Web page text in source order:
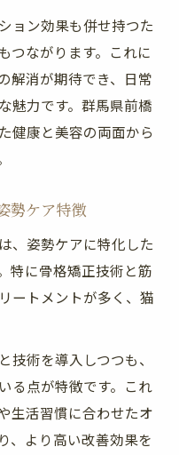
と運動の併用方法
イル見直しの効果
姿勢改善の習慣化
と日常生活の変化
理想の姿勢
フ猫背ケアのポイ
セルフケアに活か
ョン効果も併せ持つた
つながります。これに
解消が期待でき、日常
魅力です。群馬県前橋
健康と美容の両面から
勢ケア特徴
、姿勢ケアに特化した
特に骨格矯正技術と筋
ートメントが多く、猫
術を導入しつつも、
る点が特徴です。これ
生活習慣に合わせたオ
、より高い改善効果を